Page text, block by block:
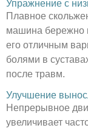
Упражнение с
Плавное
машина бережно
его отличным
болями в
после травм.
Улучшение
Непрерывное
увеличивает